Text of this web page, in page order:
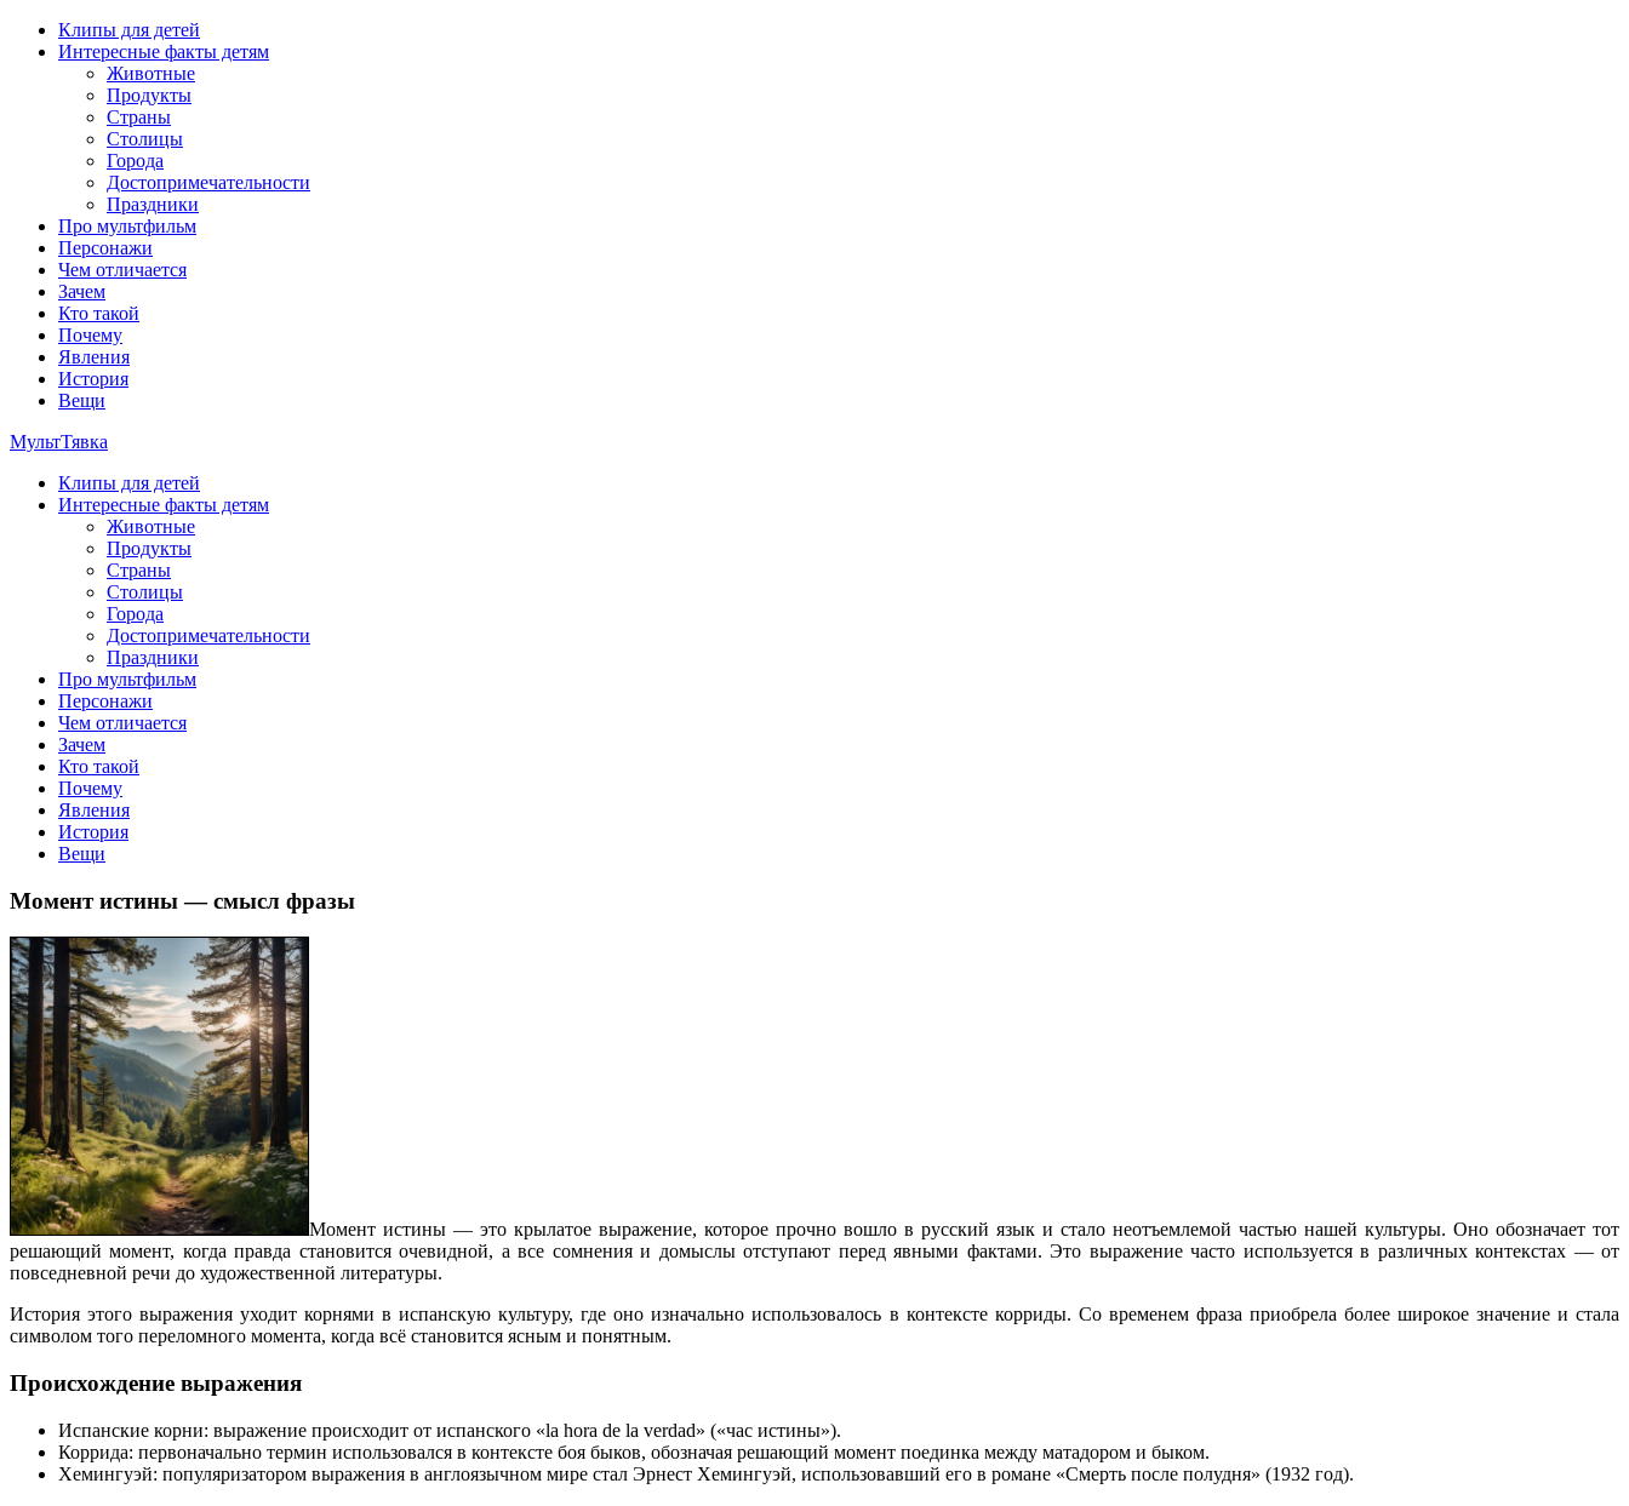
Перейти
содержимому
Клипы для детей
Интересные факты детям
Животные
Продукты
Страны
Столицы
Города
Достопримечательности
Праздники
Про мультфильм
Персонажи
Чем отличается
Зачем
Кто такой
Почему
Явления
История
Вещи
МультТявка
интересные факты про страны, столицы и города, клипы из мультфильмов, мульт-клипы, песни из мультиков, детские клипы, интересные факты о мультфильмах и про персонажей
мультфильмов
Клипы для детей
Интересные факты детям
Животные
Продукты
Страны
Столицы
Города
Достопримечательности
Праздники
Про мультфильм
Персонажи
Чем отличается
Зачем
Кто такой
Почему
Явления
История
Вещи
Момент истины — смысл фразы
Момент истины — это крылатое выражение, которое прочно вошло в русский язык и стало неотъемлемой частью нашей культуры. Оно обозначает тот
решающий момент, когда правда становится очевидной, а все сомнения и домыслы отступают перед явными фактами. Это выражение часто используется в различных контекстах — от
повседневной речи до художественной литературы.
История этого выражения уходит корнями в испанскую культуру, где оно изначально использовалось в контексте корриды. Со временем фраза приобрела более широкое значение и стала
символом того переломного момента, когда всё становится ясным и понятным.
Происхождение выражения
Испанские корни: выражение происходит от испанского «la hora de la verdad» («час истины»).
Коррида: первоначально термин использовался в контексте боя быков, обозначая решающий момент поединка между матадором и быком.
Хемингуэй: популяризатором выражения в англоязычном мире стал Эрнест Хемингуэй, использовавший его в романе «Смерть после полудня» (1932 год).